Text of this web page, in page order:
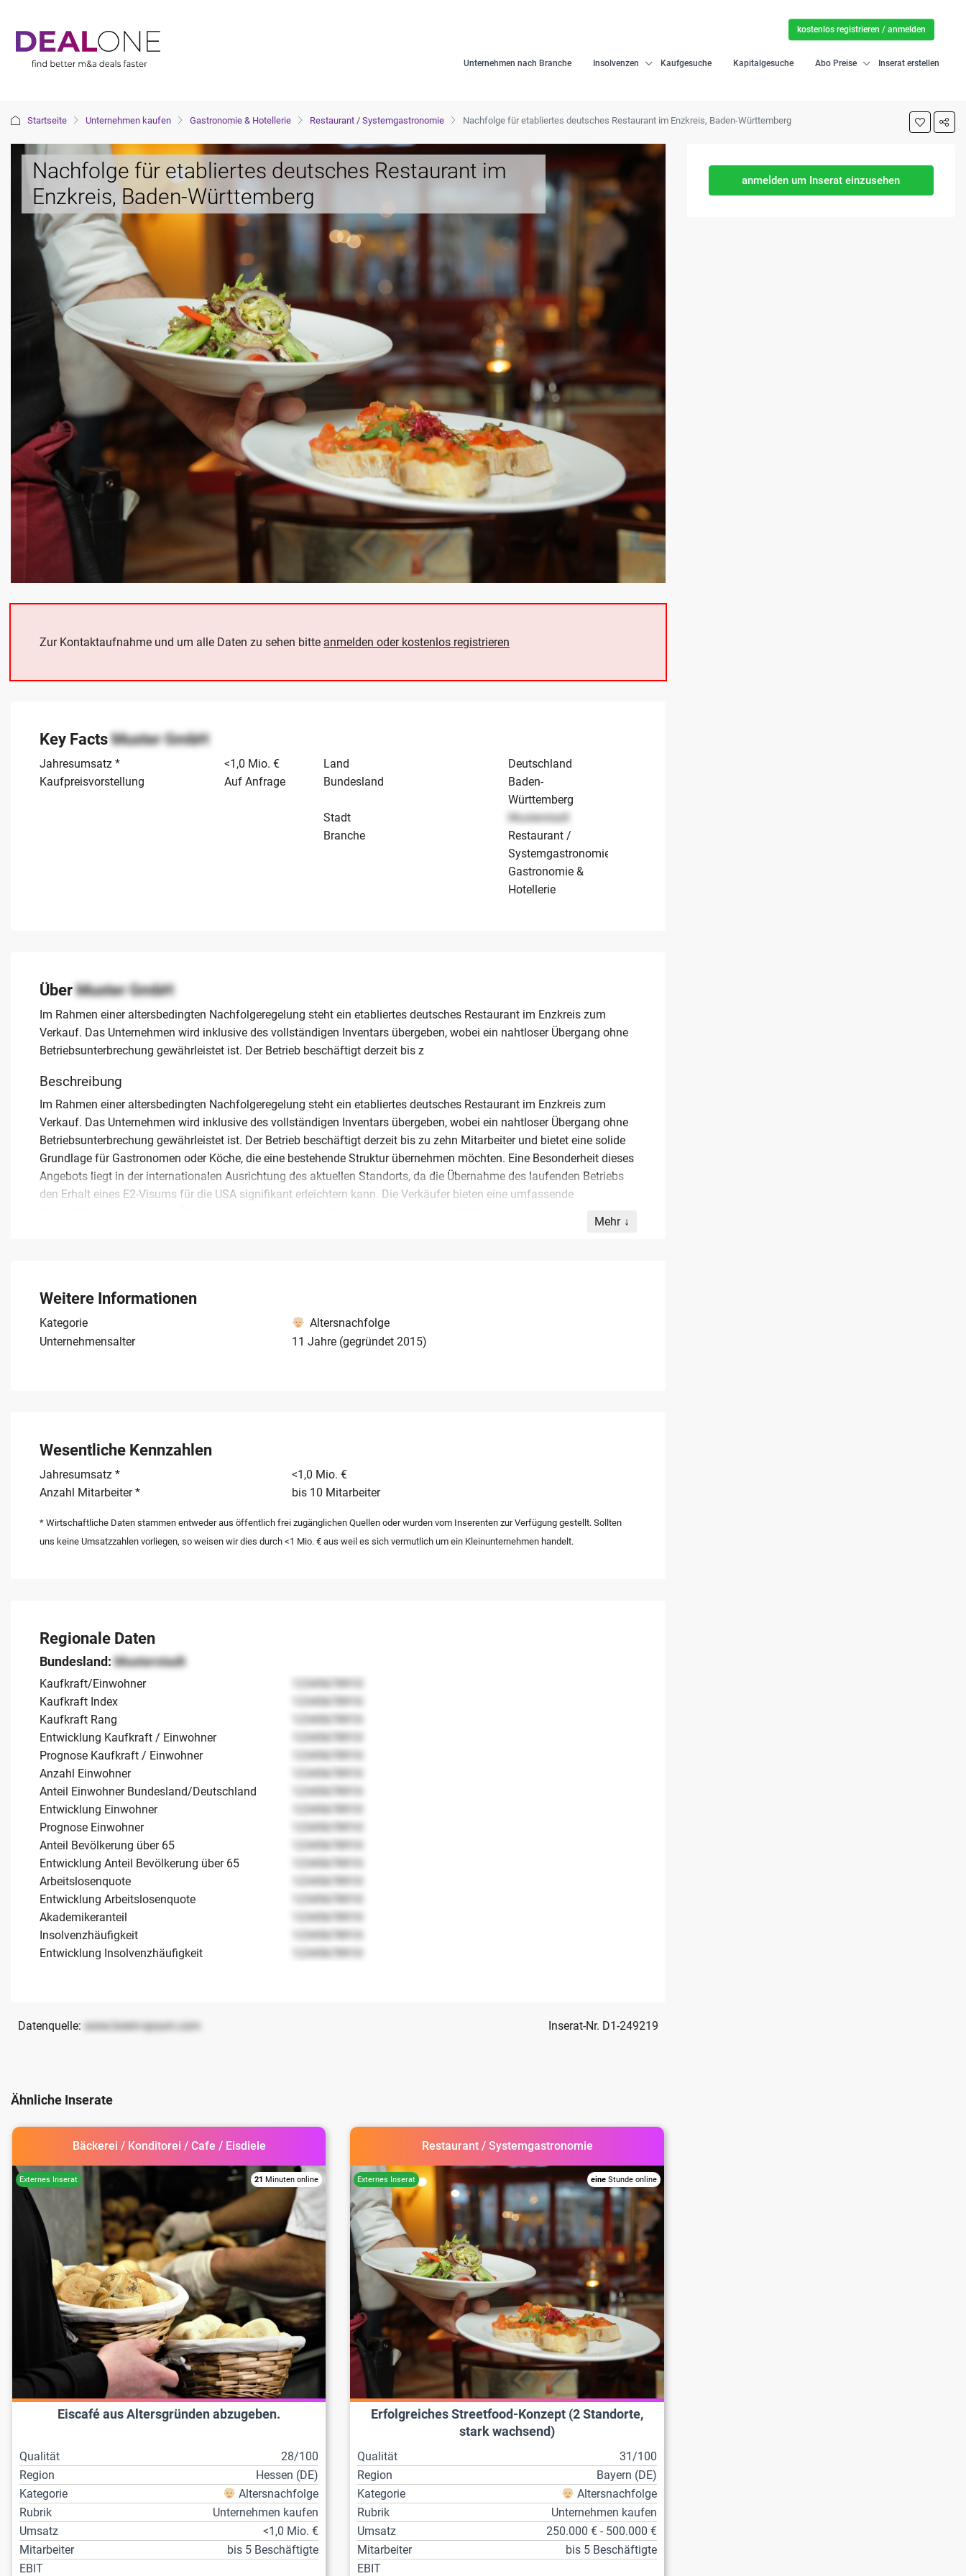
Unternehmen nach Branche Insolvenzen Kaufgesuche Kapitalgesuche Abo Preise Inserat erstellen
kostenlos registrieren / anmelden
Startseite Unternehmen kaufen Gastronomie & Hotellerie Restaurant / Systemgastronomie Nachfolge für etabliertes deutsches Restaurant im Enzkreis, Baden-Württemberg
Nachfolge für etabliertes deutsches Restaurant im
Enzkreis, Baden-Württemberg
Zur Kontaktaufnahme und um alle Daten zu sehen bitte anmelden oder kostenlos registrieren
Key FactsMuster GmbH
Jahresumsatz *
<1,0 Mio. €
Kaufpreisvorstellung
Auf Anfrage
Land
Deutschland
Bundesland
Baden-
Württemberg
Stadt
Musterstadt
Branche
Restaurant /
Systemgastronomie
Gastronomie &
Hotellerie
ÜberMuster GmbH
Im Rahmen einer altersbedingten Nachfolgeregelung steht ein etabliertes deutsches Restaurant im Enzkreis zum
Verkauf. Das Unternehmen wird inklusive des vollständigen Inventars übergeben, wobei ein nahtloser Übergang ohne
Betriebsunterbrechung gewährleistet ist. Der Betrieb beschäftigt derzeit bis z
Beschreibung
Im Rahmen einer altersbedingten Nachfolgeregelung steht ein etabliertes deutsches Restaurant im Enzkreis zum
Verkauf. Das Unternehmen wird inklusive des vollständigen Inventars übergeben, wobei ein nahtloser Übergang ohne
Betriebsunterbrechung gewährleistet ist. Der Betrieb beschäftigt derzeit bis zu zehn Mitarbeiter und bietet eine solide
Grundlage für Gastronomen oder Köche, die eine bestehende Struktur übernehmen möchten. Eine Besonderheit dieses
Angebots liegt in der internationalen Ausrichtung des aktuellen Standorts, da die Übernahme des laufenden Betriebs
den Erhalt eines E2-Visums für die USA signifikant erleichtern kann. Die Verkäufer bieten eine umfassende
Mehr
Weitere Informationen
Kategorie
Altersnachfolge
Unternehmensalter
11 Jahre (gegründet 2015)
Wesentliche Kennzahlen
Jahresumsatz *
<1,0 Mio. €
Anzahl Mitarbeiter *
bis 10 Mitarbeiter
* Wirtschaftliche Daten stammen entweder aus öffentlich frei zugänglichen Quellen oder wurden vom Inserenten zur Verfügung gestellt. Sollten
uns keine Umsatzzahlen vorliegen, so weisen wir dies durch <1 Mio. € aus weil es sich vermutlich um ein Kleinunternehmen handelt.
Regionale Daten
Bundesland:Musterstadt
Kaufkraft/Einwohner
12345678910
Kaufkraft Index
12345678910
Kaufkraft Rang
12345678910
Entwicklung Kaufkraft / Einwohner
12345678910
Prognose Kaufkraft / Einwohner
12345678910
Anzahl Einwohner
12345678910
Anteil Einwohner Bundesland/Deutschland
12345678910
Entwicklung Einwohner
12345678910
Prognose Einwohner
12345678910
Anteil Bevölkerung über 65
12345678910
Entwicklung Anteil Bevölkerung über 65
12345678910
Arbeitslosenquote
12345678910
Entwicklung Arbeitslosenquote
12345678910
Akademikeranteil
12345678910
Insolvenzhäufigkeit
12345678910
Entwicklung Insolvenzhäufigkeit
12345678910
Datenquelle: www.lorem-ipsum.com Inserat-Nr. D1-249219
Ähnliche Inserate
Bäckerei / Konditorei / Cafe / Eisdiele
21 Minuten online
Eiscafé aus Altersgründen abzugeben.
Qualität
28/100
Region
Hessen (DE)
Kategorie
Altersnachfolge
Rubrik
Unternehmen kaufen
Umsatz
<1,0 Mio. €
Mitarbeiter
bis 5 Beschäftigte
EBIT
Restaurant / Systemgastronomie
eineStunde online
Erfolgreiches Streetfood-Konzept (2 Standorte,
stark wachsend)
Qualität
31/100
Region
Bayern (DE)
Kategorie
Altersnachfolge
Rubrik
Unternehmen kaufen
Umsatz
250.000 € - 500.000 €
Mitarbeiter
bis 5 Beschäftigte
EBIT
anmelden um Inserat einzusehen